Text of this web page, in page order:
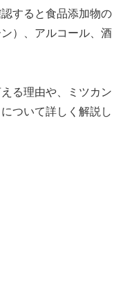
すると食品添加物の
）、アルコール、酒
る理由や、ミツカン
ついて詳しく解説し